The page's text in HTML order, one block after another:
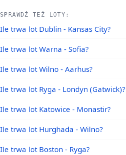
SPRAWDŹ TEŻ LOTY:
Ile trwa lot Dublin - Kansas City?
Ile trwa lot Warna - Sofia?
Ile trwa lot Wilno - Aarhus?
Ile trwa lot Ryga - Londyn (Gatwick)?
Ile trwa lot Katowice - Monastir?
Ile trwa lot Hurghada - Wilno?
Ile trwa lot Boston - Ryga?